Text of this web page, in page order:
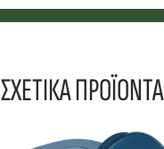
ΣΧΕΤΙΚΑ ΠΡΟΪΟΝΤΑ